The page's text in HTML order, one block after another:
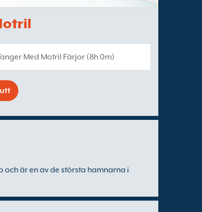
Med Motril Färjor (8h 0m)
och är en av de största hamnarna i